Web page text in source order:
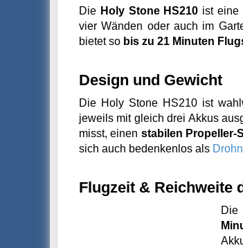
Die Holy Stone HS210 ist eine
vier Wänden oder auch im
bietet so bis zu 21 Minuten
Design und Gewicht
Die Holy Stone HS210 ist
jeweils mit gleich drei Akkus
misst, einen stabilen Propeller-
sich auch bedenkenlos als
Flugzeit & Reichweite
Die